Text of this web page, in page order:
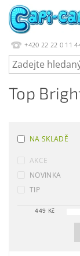
+420 22 22 0 11
Top
NA SKLADĚ
AKCE
NOVINKA
TIP
449 Kč